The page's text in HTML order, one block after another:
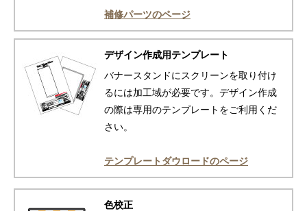
補修パーツのページ
デザイン作成用テンプレート
バナースタンドにスクリーンを取り付け
るには加工域が必要です。デザイン作成
の際は専用のテンプレートをご利用くだ
さい。
テンプレートダウロードのページ
色校正